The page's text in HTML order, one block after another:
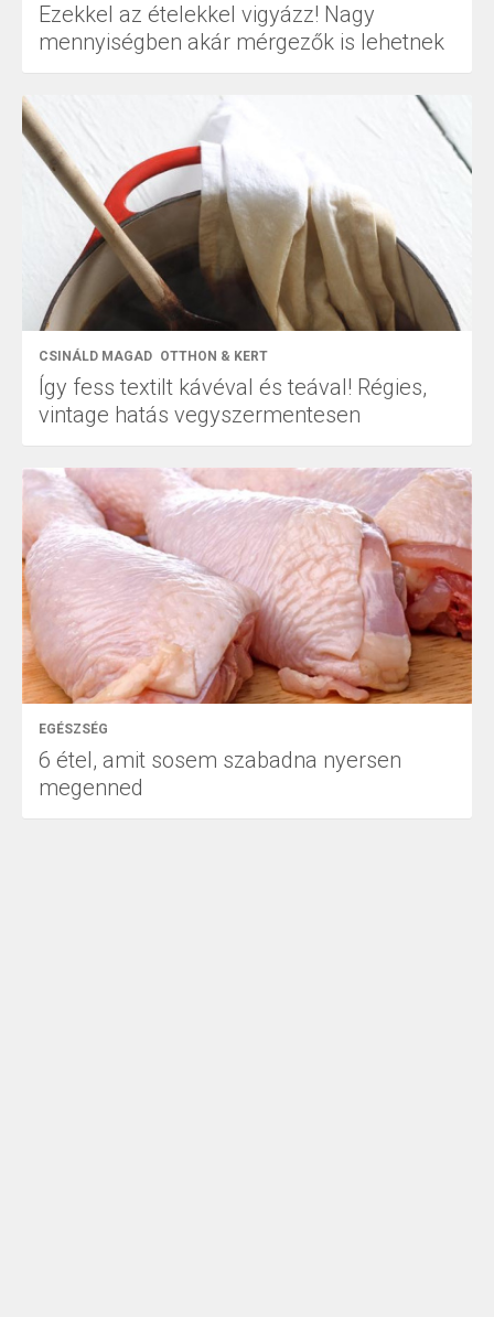
Ezekkel az ételekkel vigyázz! Nagy
mennyiségben akár mérgezők is lehetnek
CSINÁLD MAGAD OTTHON & KERT
Így fess textilt kávéval és teával! Régies,
vintage hatás vegyszermentesen
EGÉSZSÉG
6 étel, amit sosem szabadna nyersen
megenned